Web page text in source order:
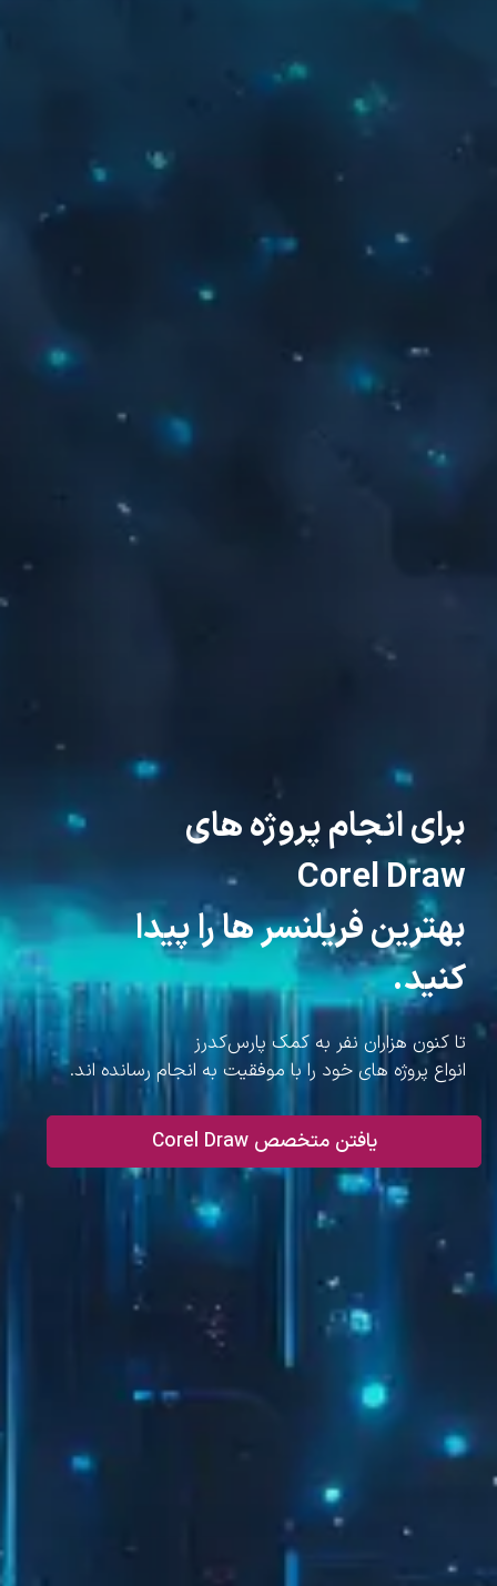
برای انجام پروژه های
Corel Draw
بهترین فریلنسر ها را پیدا
کنید.
تا کنون هزاران نفر به کمک پارس‌کدرز
انواع پروژه های خود را با موفقیت به انجام رسانده اند.
یافتن متخصص Corel Draw